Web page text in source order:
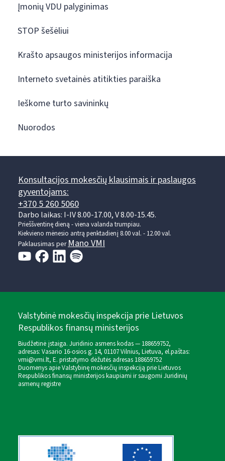
Įmonių VDU palyginimas
STOP šešėliui
Krašto apsaugos ministerijos informacija
Interneto svetainės atitikties paraiška
Ieškome turto savininkų
Nuorodos
Konsultacijos mokesčių klausimais ir paslaugos
gyventojams:
+370 5 260 5060
Darbo laikas: I-IV 8.00-17.00, V 8.00-15.45.
Prieššventinę dieną - viena valanda trumpiau.
Kiekvieno mėnesio antrą penktadienį 8.00 val. - 12.00 val.
Paklausimas perMano VMI
Valstybinė mokesčių inspekcija prie Lietuvos
Respublikos finansų ministerijos
Biudžetinė įstaiga. Juridinio asmens kodas — 188659752,
adresas: Vasario 16-osios g. 14, 01107 Vilnius, Lietuva, el.paštas:
vmi@vmi.lt, E. pristatymo dėžutės adresas 188659752
Duomenys apie Valstybinę mokesčių inspekciją prie Lietuvos
Respublikos finansų ministerijos kaupiami ir saugomi Juridinių
asmenų registre